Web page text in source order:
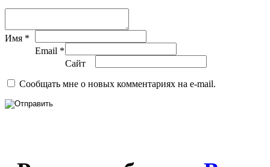
Имя *
Email *
Сайт
Сообщать мне о новых комментариях на e-mail.